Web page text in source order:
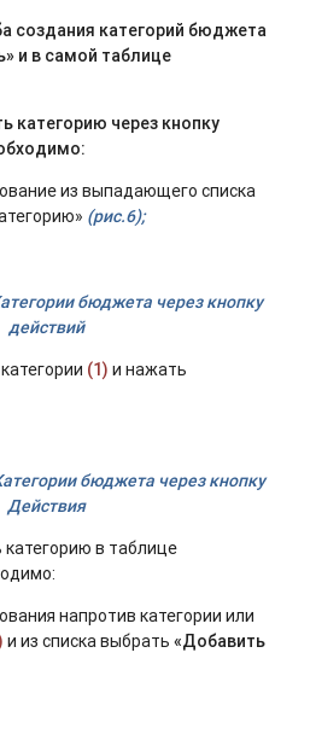
создания категорий бюджета
и в самой таблице
категорию через кнопку
из выпадающего списка
(рис.6);
бюджета через кнопку
действий
(1)и нажать
бюджета через кнопку
Действия
в таблице
напротив категории или
и из списка выбрать«Добавить